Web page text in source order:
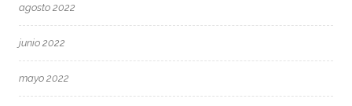
agosto 2022
junio 2022
mayo 2022